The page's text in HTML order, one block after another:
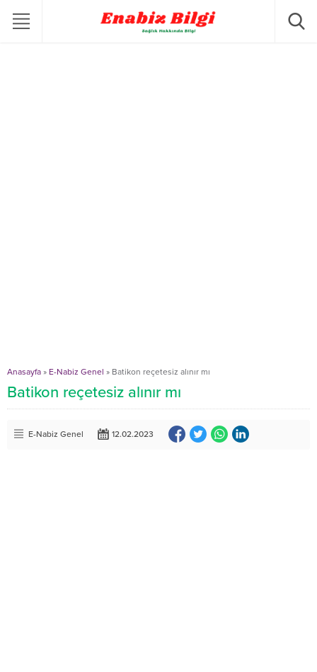
Anasayfa » E-Nabiz Genel » Batikon reçetesiz alınır mı
Batikon reçetesiz alınır mı
E-Nabiz Genel 12.02.2023